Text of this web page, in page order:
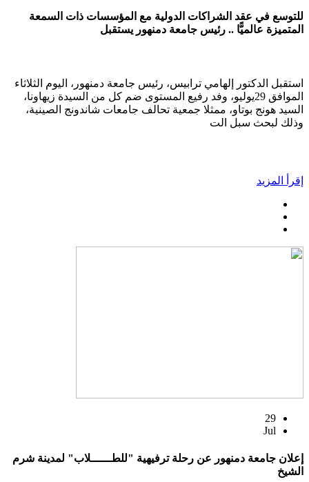
للتوسع في عقد الشراكات الدولية مع المؤسسات ذات السمعة
المتميزة عالميًّا .. رئيس جامعة دمنهور يستقبل
استقبل الدكتور إلهامي ترابيس، رئيس جامعة دمنهور، اليوم الثلاثاء
الموافق 29يوليو، وفد رفيع المستوى ضم كل من السيدة زيهاونا،
السيد هونج بوتاو، ممثلا جمعية تحالف جامعات شاندونج الصينية،
وذلك لبحث سبل الت
إقرأ المزيد
29
Jul
إعلان جامعة دمنهور عن رحلة ترفيهية "للطــــــلاب" لمدينة شرم
الشيخ